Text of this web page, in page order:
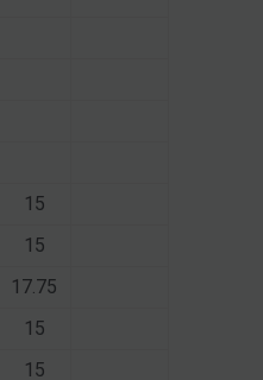
15
15
17.75
15
15